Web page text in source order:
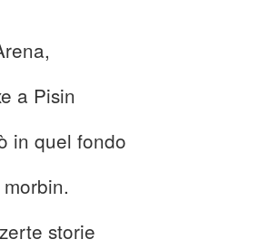
a Pisin
in quel fondo
storie